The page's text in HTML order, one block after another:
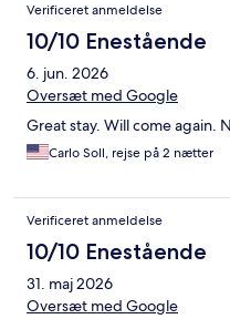
Verificeret anmeldelse
10/10 Enestående
6. jun. 2026
Oversæt med Google
Great stay. Will come again.
Carlo Soll, rejse på 2 nætter
Verificeret anmeldelse
10/10 Enestående
31. maj 2026
Oversæt med Google